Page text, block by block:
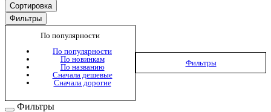
Сортировка
Фильтры
По популярности
По популярности
По новинкам
По названию
Сначала дешевые
Сначала дорогие
Фильтры
Фильтры